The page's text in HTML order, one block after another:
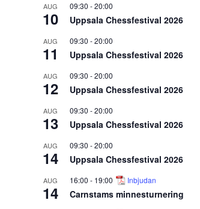
AUG
10
09:30 -20:00
Uppsala Chessfestival 2026
AUG
11
09:30 -20:00
Uppsala Chessfestival 2026
AUG
12
09:30 -20:00
Uppsala Chessfestival 2026
AUG
13
09:30 -20:00
Uppsala Chessfestival 2026
AUG
14
09:30 -20:00
Uppsala Chessfestival 2026
AUG
14
16:00 - 19:00 Inbjudan
Carnstams minnesturnering